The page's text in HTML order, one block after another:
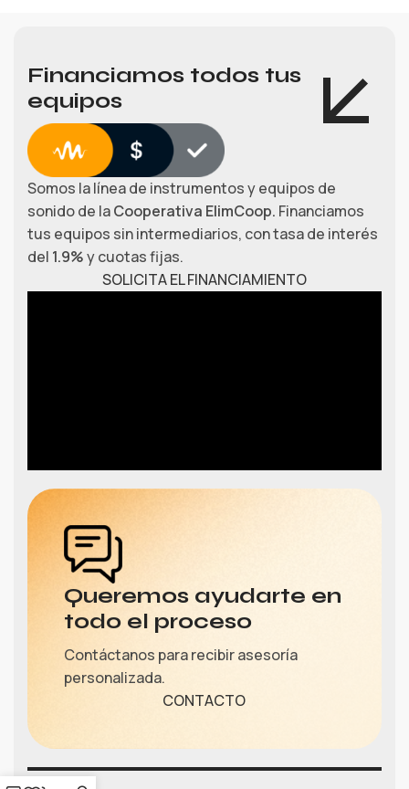
Financiamos todos tus
equipos
Somos la línea de instrumentos y equipos de
sonido de laCooperativa ElimCoop. Financiamos
tus equipos sin intermediarios, con tasa de interés
del 1.9%y cuotas fijas.
SOLICITA EL FINANCIAMIENTO
Queremos ayudarte en
todo el proceso
Contáctanos para recibir asesoría
personalizada.
CONTACTO